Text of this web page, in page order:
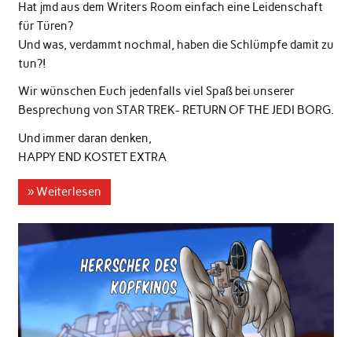
Hat jmd aus dem Writers Room einfach eine Leidenschaft
für Türen?
Und was, verdammt nochmal, haben die Schlümpfe damit zu
tun?!
Wir wünschen Euch jedenfalls viel Spaß bei unserer
Besprechung von STAR TREK- RETURN OF THE JEDI BORG.
Und immer daran denken,
HAPPY END KOSTET EXTRA
» Weiterlesen